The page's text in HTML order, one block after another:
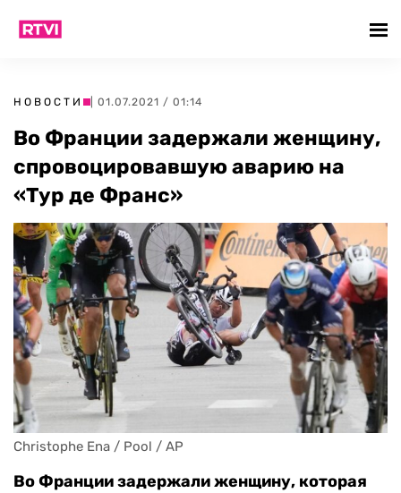
НОВОСТИ | 01.07.2021 / 01:14
Во Франции задержали женщину,
спровоцировавшую аварию на
«Тур де Франс»
Christophe Ena / Pool / AP
Во Франции задержали женщину, которая